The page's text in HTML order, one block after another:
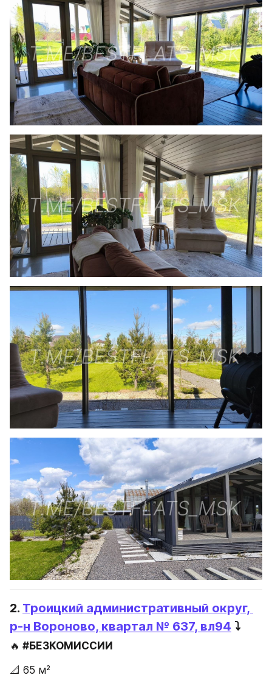
2. Троицкий административный округ,
р-н Вороново, квартал № 637, вл94 ⤵️
🔥 #БЕЗКОМИССИИ
📐 65 м²